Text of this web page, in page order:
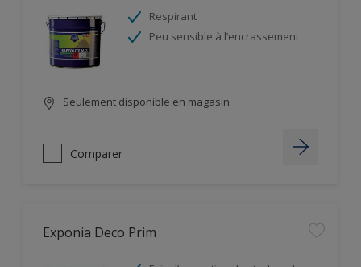
Respirant
Peu sensible à l’encrassement
Seulement disponible en magasin
Comparer
Exponia Deco Prim